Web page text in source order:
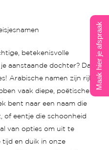
betekenisvolle
aanstaande dochter? Dan
Arabische namen zijn rijk
vaak diepe, poëtische
bent naar een naam die
of eentje die schoonheid
van opties om uit te
tijd en duik in onze
Maak hier je afspraak